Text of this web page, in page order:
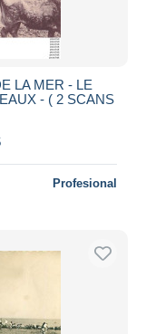
LA MER - LE
- ( 2 SCANS
Profesional